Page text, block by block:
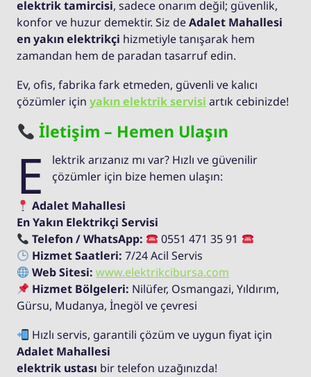
elektrik tamircisi, sadece onarım değil; güvenlik,
konfor ve huzur demektir. Siz deAdalet Mahallesi
en yakın elektrikçi hizmetiyle tanışarak hem
zamandan hem de paradan tasarruf edin.
Ev, ofis, fabrika fark etmeden, güvenli ve kalıcı
çözümler için yakın elektrik servisi artık cebinizde!
İletişim – Hemen Ulaşın
E
lektrik arızanız mı var? Hızlı ve güvenilir
çözümler için bize hemen ulaşın:
Adalet Mahallesi
En Yakın Elektrikçi Servisi
Telefon / WhatsApp:
0551 471 35 91
Hizmet Saatleri: 7/24 Acil Servis
Web Sitesi: www.elektrikcibursa.com
Hizmet Bölgeleri: Nilüfer, Osmangazi, Yıldırım,
Gürsu, Mudanya, İnegöl ve çevresi
Hızlı servis, garantili çözüm ve uygun fiyat için
Adalet Mahallesi
elektrik ustası bir telefon uzağınızda!